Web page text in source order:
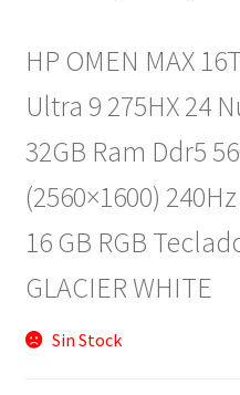
era:
HP OMEN MAX
Ultra 9 275HX 24
32GB Ram Ddr5
(2560×1600)
16 GB RGB
GLACIER WHITE
Sin Stock